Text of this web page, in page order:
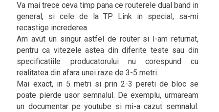
Va mai trece ceva timp pana ce routerele dual band in
general, si cele de la TP Link in special, sa-mi
recastige increderea.
Am avut un singur astfel de router si l-am returnat,
pentru ca vitezele astea din diferite teste sau din
specificatiile producatorului nu corespund cu
realitatea din afara unei raze de 3-5 metri.
Mai exact, in 5 metri si prin 2-3 pereti de bloc se
poate pierde usor semnalul. De exemplu, urmaream
un documentar pe youtube si mi-a cazut semnalul.